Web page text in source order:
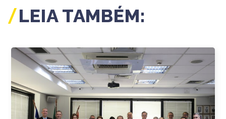
LEIA TAMBÉM: